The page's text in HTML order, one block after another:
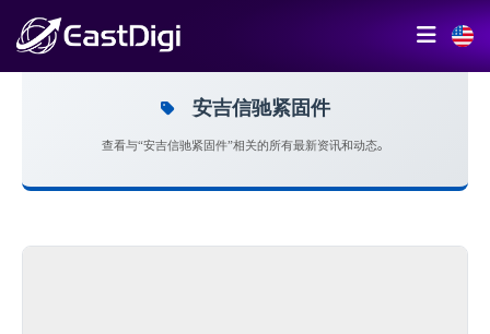
安吉信驰紧固件
查看与“安吉信驰紧固件”相关的所有最新资讯和动态。